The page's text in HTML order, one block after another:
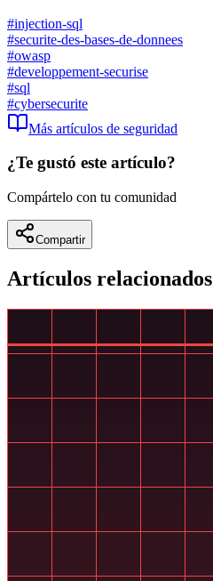
#injection-sql
#securite-des-bases-de-donnees
#owasp
#developpement-securise
#sql
#cybersecurite
Más artículos de seguridad
¿Te gustó este artículo?
Compártelo con tu comunidad
Compartir
Artículos relacionados